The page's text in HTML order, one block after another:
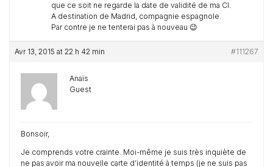
que ce soit ne regarde la date de validité de ma CI.
A destination de Madrid, compagnie espagnole.
Par contre je ne tenterai pas à nouveau 😉
Avr 13, 2015 at 22 h 42 min #111267
Anaïs
Guest
Bonsoir,
Je comprends votre crainte. Moi-même je suis très inquiète de
ne pas avoir ma nouvelle carte d’identité à temps (je ne suis pas